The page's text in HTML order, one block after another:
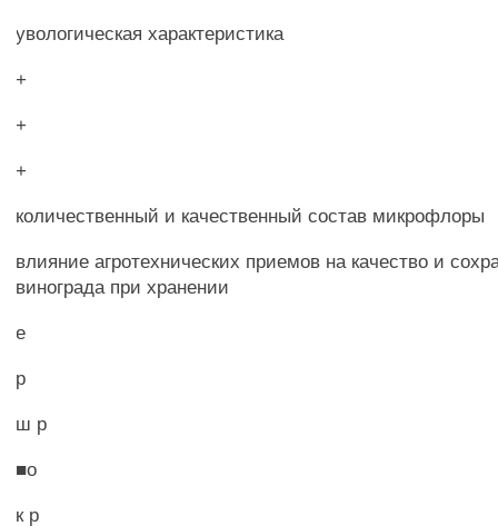
увологическая характеристика
+
+
+
количественный и качественный состав микрофлоры
влияние агротехнических приемов на качество и
винограда при хранении
е
р
ш р
■о
к р